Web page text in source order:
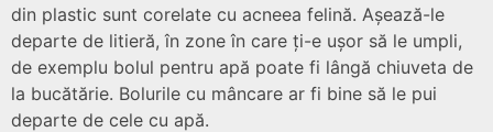
din plastic sunt corelate cu acneea felină. Așează-le
departe de litieră, în zone în care ți-e ușor să le umpli,
de exemplu bolul pentru apă poate fi lângă chiuveta de
la bucătărie. Bolurile cu mâncare ar fi bine să le pui
departe de cele cu apă.